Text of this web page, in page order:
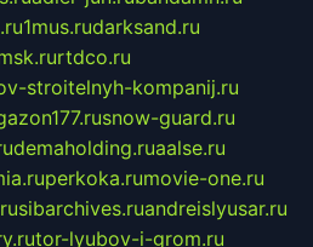
1mus.rudarksand.ru
rtdco.ru
stroitelnyh-kompanij.ru
snow-guard.ru
demaholding.ruaalse.ru
perkoka.rumovie-one.ru
sibarchives.ruandreislyusar.ru
tor-lyubov-i-grom.ru